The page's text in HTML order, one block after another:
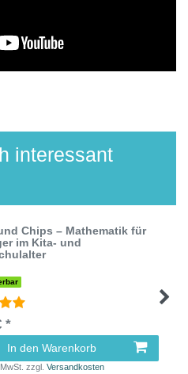
interessant
Chips – Mathematik für
im Kita- und
*
In den Warenkorb
zzgl.Versandkosten